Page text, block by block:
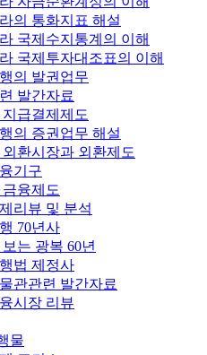
의 통화지표 해설
국제수지통계의 이해
국제투자대조표의 이해
의 발권업무
발간자료
급결제제도
의 증권업무 해설
환시장과 외환제도
기구
융제도
리뷰 및 분석
70년사
는 광복 60년
법 제정사
관관련 발간자료
시장 리뷰
물